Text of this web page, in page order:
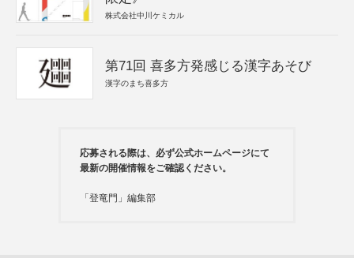
株式会社中川ケミカル
第71回 喜多方発感じる漢字あそび
漢字のまち喜多方
応募される際は、必ず公式ホームページにて
最新の開催情報をご確認ください。
「登竜門」編集部